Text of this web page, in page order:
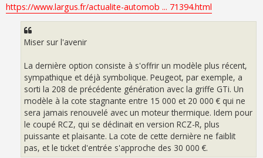
https://www.largus.fr/actualite-automob ... 71394.html
Miser sur l'avenir
La dernière option consiste à s'offrir un modèle plus récent,
sympathique et déjà symbolique. Peugeot, par exemple, a
sorti la 208 de précédente génération avec la griffe GTi. Un
modèle à la cote stagnante entre 15 000 et 20 000 € qui ne
sera jamais renouvelé avec un moteur thermique. Idem pour
le coupé RCZ, qui se déclinait en version RCZ-R, plus
puissante et plaisante. La cote de cette dernière ne faiblit
pas, et le ticket d'entrée s'approche des 30 000 €.